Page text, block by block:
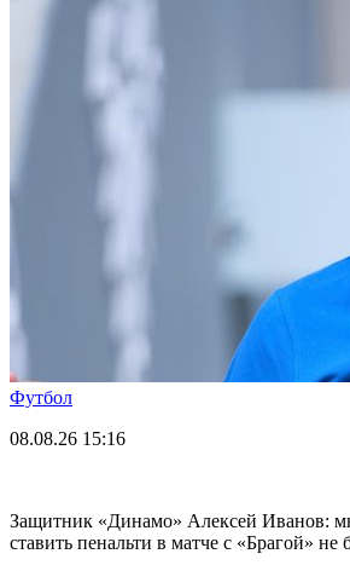
Футбол
08.08.26 15:16
Защитник «Динамо» Алексей Иванов:
ставить пенальти в матче с «Брагой» не